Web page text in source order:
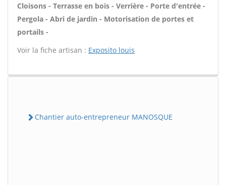
Cloisons - Terrasse en bois - Verrière - Porte d'entrée -
Pergola - Abri de jardin - Motorisation de portes et
portails -
Voir la fiche artisan : Exposito louis
Chantier auto-entrepreneur MANOSQUE